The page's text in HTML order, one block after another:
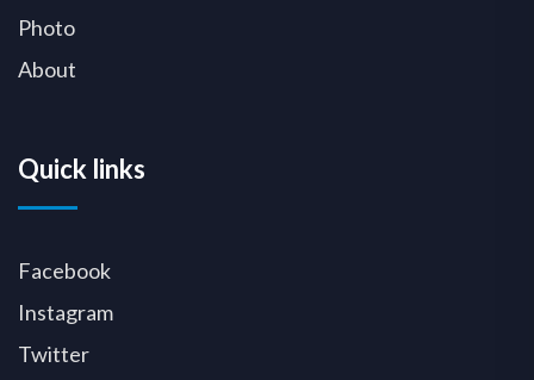
Photo
About
Quick links
Facebook
Instagram
Twitter